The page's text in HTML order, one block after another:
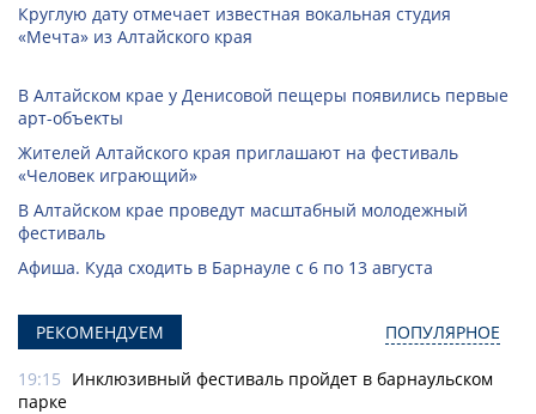
Круглую дату отмечает известная вокальная студия
«Мечта» из Алтайского края
В Алтайском крае у Денисовой пещеры появились первые
арт-объекты
Жителей Алтайского края приглашают на фестиваль
«Человек играющий»
В Алтайском крае проведут масштабный молодежный
фестиваль
Афиша. Куда сходить в Барнауле с 6 по 13 августа
РЕКОМЕНДУЕМ ПОПУЛЯРНОЕ
19:15 Инклюзивный фестиваль пройдет в барнаульском
парке